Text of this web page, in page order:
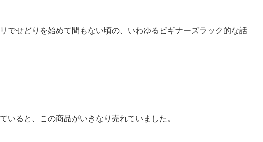
でせどりを始めて間もない頃の、いわゆるビギナーズラック的な話
いると、この商品がいきなり売れていました。